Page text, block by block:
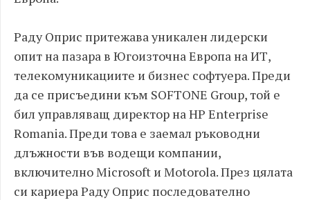
Раду Оприс притежава уникален лидерски
опит на пазара в Югоизточна Европа на ИТ,
телекомуникациите и бизнес софтуера. Преди
да се присъедини към SOFTONE Group, той е
бил управляващ директор на HP Enterprise
Romania. Преди това е заемал ръководни
длъжности във водещи компании,
включително Microsoft и Motorola. През цялата
си кариера Раду Оприс последователно